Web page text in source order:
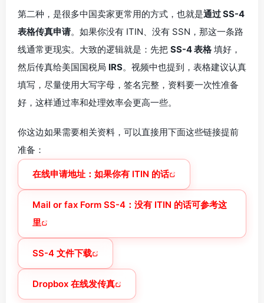
第二种，是很多中国卖家更常用的方式，也就是通过 SS-4
表格传真申请。如果你没有 ITIN、没有 SSN，那这一条路
线通常更现实。大致的逻辑就是：先把 SS-4 表格填好，
然后传真给美国国税局 IRS。视频中也提到，表格建议认真
填写，尽量使用大写字母，签名完整，资料要一次性准备
好，这样通过率和处理效率会更高一些。
你这边如果需要相关资料，可以直接用下面这些链接提前
准备：
在线申请地址：如果你有 ITIN 的话
Mail or fax Form SS-4：没有 ITIN 的话可参考这
里
SS-4 文件下载
Dropbox 在线发传真